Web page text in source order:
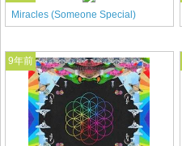
Miracles (Someone Special)
9年前